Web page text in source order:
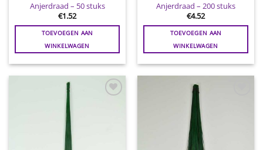
Anjerdraad – 50 stuks
€1.52
TOEVOEGEN AAN
WINKELWAGEN
Anjerdraad – 200 stuks
€4.52
TOEVOEGEN AAN
WINKELWAGEN